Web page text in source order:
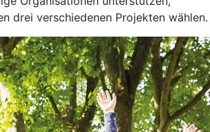
drei verschiedenen Projekten wählen.